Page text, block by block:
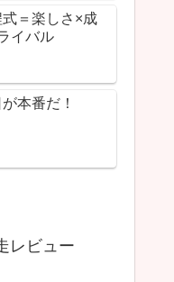
式＝楽しさ×成
イバル
本番だ！
レビュー